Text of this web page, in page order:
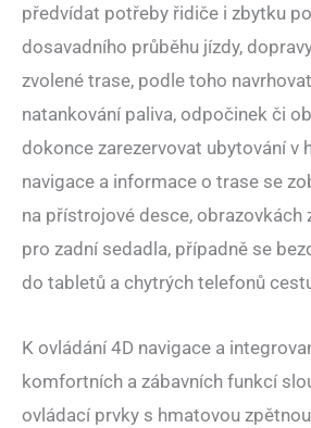
předvídat potřeby řidiče i zbytku
dosavadního průběhu jízdy,
zvolené trase, podle toho
natankování paliva, odpočinek či
dokonce zarezervovat ubytování v
navigace a informace o trase se
na přístrojové desce, obrazovkách
pro zadní sedadla, případně se
do tabletů a chytrých telefonů
K ovládání 4D navigace a
komfortních a zábavních funkcí
ovládací prvky s hmatovou